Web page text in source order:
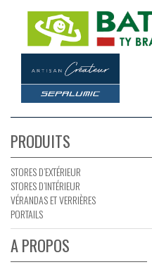
PRODUITS
STORES D’EXTÉRIEUR
STORES D’INTÉRIEUR
VÉRANDAS ET VERRIÈRES
PORTAILS
A PROPOS